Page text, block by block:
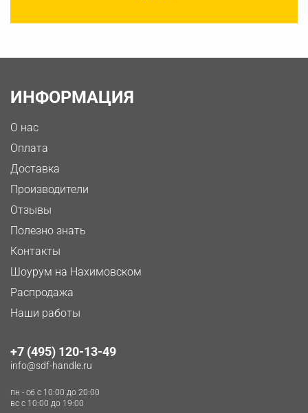
ИНФОРМАЦИЯ
О нас
Оплата
Доставка
Производители
Отзывы
Полезно знать
Контакты
Шоурум на Нахимовском
Распродажа
Наши работы
+7 (495) 120-13-49
info@sdf-handle.ru
пн - сб c 10:00 до 20:00
вс c 10:00 до 19:00